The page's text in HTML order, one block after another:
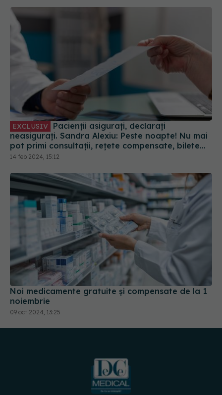
EXCLUSIV
neasigurați. Sandra Alexiu: Peste noapte! Nu mai
pot primi consultații, rețete compensate, bilete
de trimitere, nimic!
14 feb 2024, 15:12
Noi medicamente gratuite şi compensate de la 1
noiembrie
09 oct 2024, 13:25